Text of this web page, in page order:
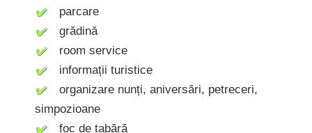
parcare
grădină
room service
informații turistice
organizare nunți, aniversări, petreceri,
simpozioane
foc de tabără